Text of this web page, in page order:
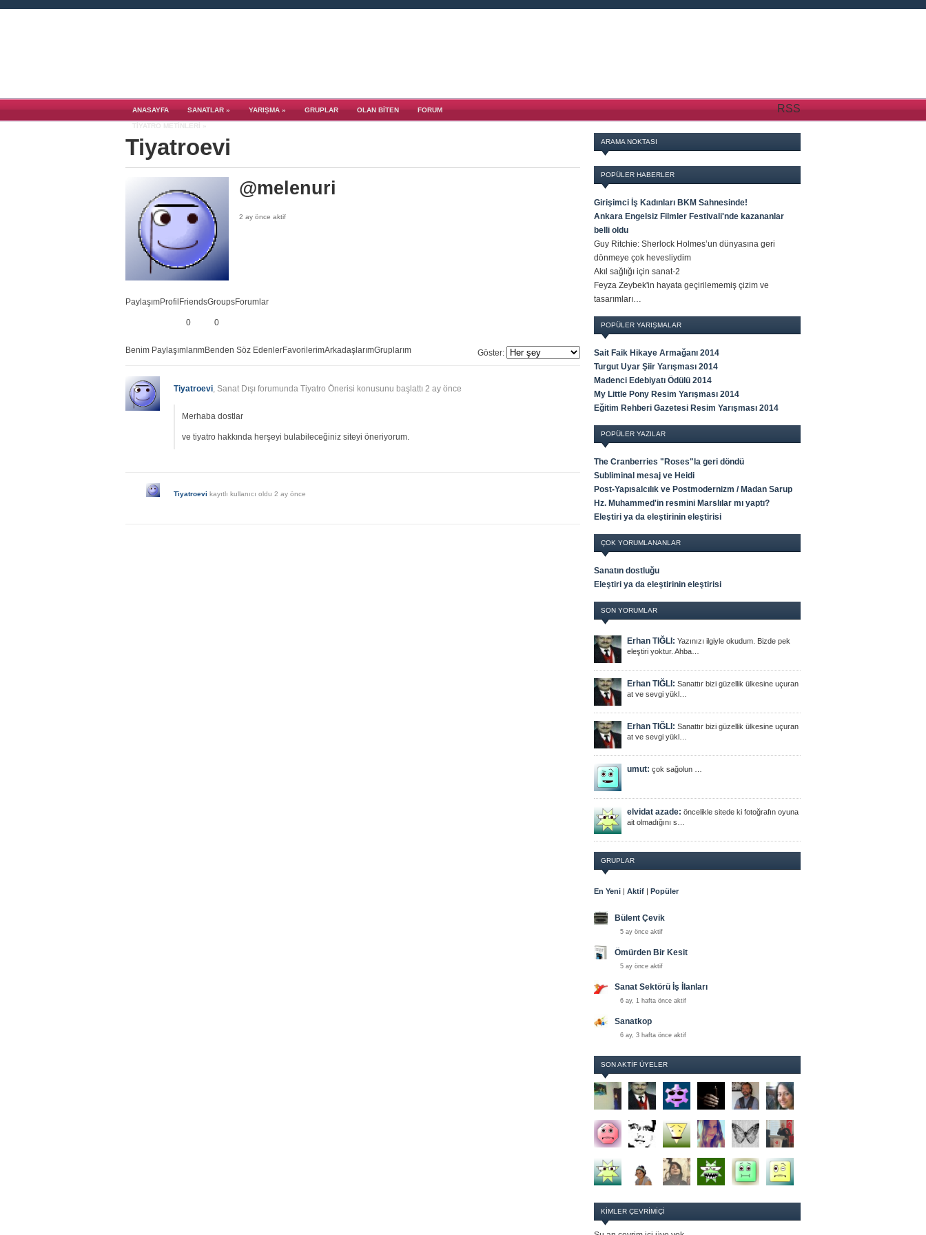
ANASAYFA SANATLAR» YARIŞMA» GRUPLAR OLAN BITEN FORUM
TIYATRO METINLERI »
RSS
Tiyatroevi
@melenuri
2 ay önce aktif
PaylaşımProfil Friends
0
Groups
0
Forumlar
Benim PaylaşımlarımBenden Söz EdenlerFavorilerimArkadaşlarımGruplarım Göster:
Tiyatroevi, Sanat Dışı forumunda Tiyatro Önerisi konusunu başlattı 2 ay önce
Merhaba dostlar
ve tiyatro hakkında herşeyi bulabileceğiniz siteyi öneriyorum.
Tiyatroevi kayıtlı kullanıcı oldu 2 ay önce
ARAMA NOKTASI
POPÜLER HABERLER
Girişimci İş Kadınları BKM Sahnesinde!
Ankara Engelsiz Filmler Festivali'nde kazananlar
belli oldu
Guy Ritchie: Sherlock Holmes’un dünyasına geri
dönmeye çok hevesliydim
Akıl sağlığı için sanat-2
Feyza Zeybek'in hayata geçirilememiş çizim ve
tasarımları…
POPÜLER YARIŞMALAR
Sait Faik Hikaye Armağanı 2014
Turgut Uyar Şiir Yarışması 2014
Madenci Edebiyatı Ödülü 2014
My Little Pony Resim Yarışması 2014
Eğitim Rehberi Gazetesi Resim Yarışması 2014
POPÜLER YAZILAR
The Cranberries "Roses"la geri döndü
Subliminal mesaj ve Heidi
Post-Yapısalcılık ve Postmodernizm / Madan Sarup
Hz. Muhammed'in resmini Marslılar mı yaptı?
Eleştiri ya da eleştirinin eleştirisi
ÇOK YORUMLANANLAR
Sanatın dostluğu
Eleştiri ya da eleştirinin eleştirisi
SON YORUMLAR
Erhan TIĞLI: Yazınızı ilgiyle okudum. Bizde pek
eleştiri yoktur. Ahba…
Erhan TIĞLI: Sanattır bizi güzellik ülkesine uçuran
at ve sevgi yükl…
Erhan TIĞLI: Sanattır bizi güzellik ülkesine uçuran
at ve sevgi yükl…
umut: çok sağolun …
elvidat azade: öncelikle sitede ki fotoğrafın oyuna
ait olmadığını s…
GRUPLAR
En Yeni | Aktif | Popüler
Bülent Çevik
5 ay önce aktif
Ömürden Bir Kesit
5 ay önce aktif
Sanat Sektörü İş İlanları
6 ay, 1 hafta önce aktif
Sanatkop
6 ay, 3 hafta önce aktif
SON AKTIF ÜYELER
KIMLER ÇEVRIMIÇI